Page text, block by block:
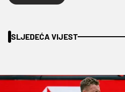
SLJEDEĆA VIJEST